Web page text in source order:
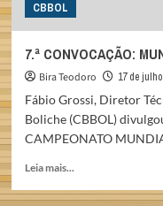
CBBOL
7.ª CONVOCAÇÃO:
Bira Teodoro 17 de
Fábio Grossi, Diretor
Boliche (CBBOL)
CAMPEONATO
Leia mais...
about